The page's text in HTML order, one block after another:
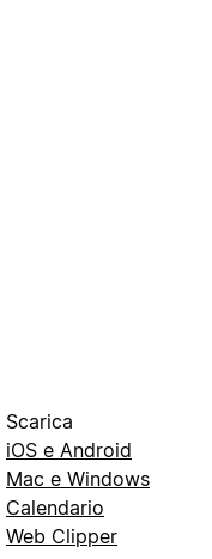
Scarica
iOS e Android
Mac e Windows
Calendario
Web Clipper